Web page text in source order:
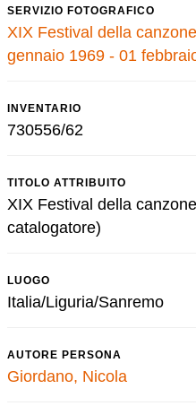
SERVIZIO FOTOGRAFICO
XIX Festival della
gennaio 1969 - 01
INVENTARIO
730556/62
TITOLO ATTRIBUITO
XIX Festival della
catalogatore)
LUOGO
Italia/Liguria/Sanremo
AUTORE PERSONA
Giordano, Nicola